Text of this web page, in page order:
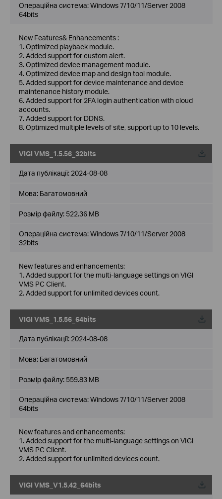
Операційна система: Windows 7/10/11/Server 2008
64bits
New Features& Enhancements :
1. Optimized playback module.
2. Added support for custom alert.
3. Optimized device management module.
4. Optimized device map and design tool module.
5. Added support for device maintenance and device
maintenance history module.
6. Added support for 2FA login authentication with cloud
accounts.
7. Added support for DDNS.
8. Optimized multiple levels of site, support up to 10 levels.
VIGI VMS_1.5.56_32bits
Дата публікації: 2024-08-08
Мова: Багатомовний
Розмір файлу: 522.36 MB
Операційна система: Windows 7/10/11/Server 2008
32bits
New features and enhancements:
1. Added support for the multi-language settings on VIGI
VMS PC Client.
2. Added support for unlimited devices count.
VIGI VMS_1.5.56_64bits
Дата публікації: 2024-08-08
Мова: Багатомовний
Розмір файлу: 559.83 MB
Операційна система: Windows 7/10/11/Server 2008
64bits
New features and enhancements:
1. Added support for the multi-language settings on VIGI
VMS PC Client.
2. Added support for unlimited devices count.
VIGI VMS_V1.5.42_64bits